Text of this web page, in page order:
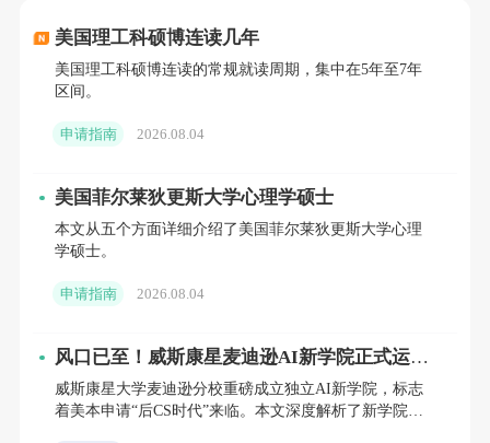
是一个粗略范围，实际费用可能会根据您选择的职业和
生活方式而有所不同。
另外，请记住，纽约大学提供许多奖学金和助学
样，您可以更好地规划预算并实现在纽约大学攻读研究
生学位的梦想。
美国理工科硕博连读几年
美国理工科硕博连读的常规就读周期，集中在5年至7年
区间。
申请指南 2026.08.04
美国菲尔莱狄更斯大学心理学硕士
本文从五个方面详细介绍了美国菲尔莱狄更斯大学心理
学硕士。
申请指南 2026.08.04
风口已至！威斯康星麦迪逊AI新学院正式运
营，2027/2028届理工科申请者必须关注
威斯康星大学麦迪逊分校重磅成立独立AI新学院，标志
着美本申请“后CS时代”来临。本文深度解析了新学院的